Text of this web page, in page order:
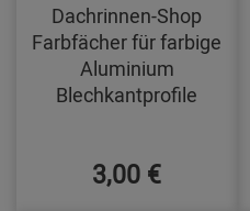
Dachrinnen-Shop
Farbfächer für farbige
Aluminium
Blechkantprofile
3,00 €